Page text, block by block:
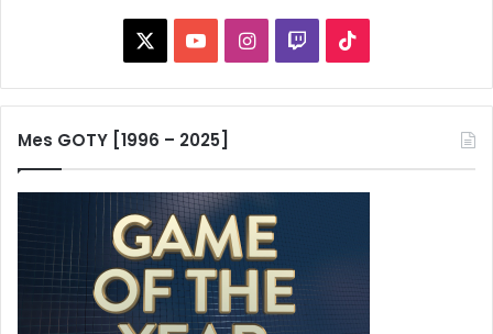
YouTubeInstagram
Twitch
Mes GOTY [1996 – 2025]